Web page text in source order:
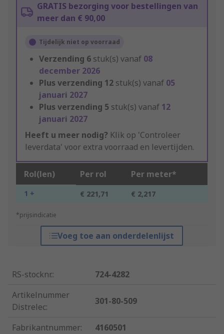
GRATIS bezorging voor bestellingen van
meer dan € 90,00
Tijdelijk niet op voorraad
Verzending 6 stuk(s) vanaf 08
december 2026
Plus verzending 12 stuk(s) vanaf 05
januari 2027
Plus verzending 5 stuk(s) vanaf 12
januari 2027
Heeft u meer nodig? Klik op 'Controleer
leverdata' voor extra voorraad en levertijden.
Rol(len) Per rol Per meter*
1 + € 221,71 € 2,217
*prijsindicatie
Voeg toe aan onderdelenlijst
RS-stocknr.:
724-4282
Artikelnummer
Distrelec:
301-80-509
Fabrikantnummer:
4160501